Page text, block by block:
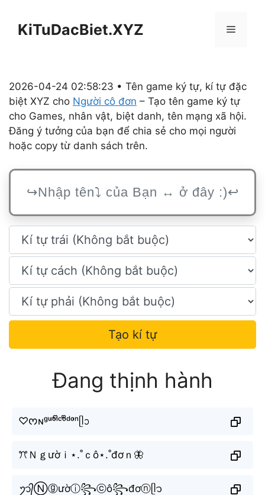
KiTuDacBiet.XYZ Menu
2026-04-24 02:58:23 • Tên game ký tự, kí tự đặc
biệt XYZ cho Người cô đơn – Tạo tên game ký tự
cho Games, nhân vật, biệt danh, tên mạng xã hội.
Đăng ý tưởng của bạn để chia sẻ cho mọi người
hoặc copy từ danh sách trên.
Tạo kí tự
Đang thịnh hành
♡ᰔɴᵍᵘ̛ᵒ̛̀ⁱᩚᶜᵒ̂ᩚᵈᵒ̛ⁿᥫᩣ
ꔫＮｇườｉ⋆.˚ｃô⋆.˚đơｎ🦋
ᬊ᭄Ⓝⓖườⓘ꧂ⓒô꧂đơⓝᥫ᭡